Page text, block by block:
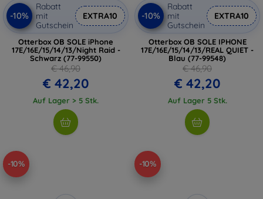
-10%
Rabatt
mit
Gutschein
EXTRA10
Otterbox OB SOLE iPhone
17E/16E/15/14/13/Night Raid -
Schwarz (77-99550)
€ 46,90
€ 42,20
Auf Lager > 5 Stk.
-10%
Rabatt
mit
Gutschein
EXTRA10
Otterbox OB SOLE IPHONE
17E/16E/15/14/13/REAL QUIET -
Blau (77-99548)
€ 46,90
€ 42,20
Auf Lager 5 Stk.
-10% -10%